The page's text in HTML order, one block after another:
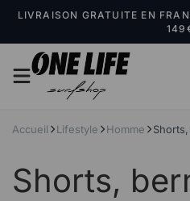
LIVRAISON GRATUITE EN
Accueil Lifestyle Homme
Shorts,